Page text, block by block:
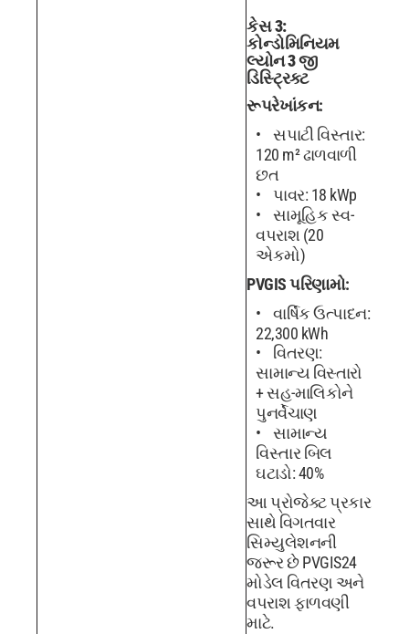
કેસ 3:
કોન્ડોમિનિયમ
લ્યોન 3 જી
ડિસ્ટ્રિક્ટ
રૂપરેખાંકન:
સપાટી વિસ્તાર:
120 m² ઢાળવાળી
છત
પાવર: 18 kWp
સામૂહિક સ્વ-
વપરાશ (20
એકમો)
PVGIS પરિણામો:
વાર્ષિક ઉત્પાદન:
22,300 kWh
વિતરણ:
સામાન્ય વિસ્તારો
+ સહ-માલિકોને
પુનર્વેચાણ
સામાન્ય
વિસ્તાર બિલ
ઘટાડો: 40%
આ પ્રોજેક્ટ પ્રકાર
સાથે વિગતવાર
સિમ્યુલેશનની
જરૂર છે PVGIS24
મોડેલ વિતરણ અને
વપરાશ ફાળવણી
માટે.